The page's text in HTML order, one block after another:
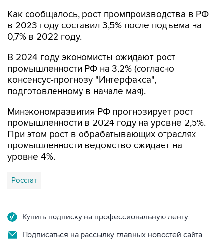
Как сообщалось, рост промпроизводства в РФ
в 2023 году составил 3,5% после подъема на
0,7% в 2022 году.
В 2024 году экономисты ожидают рост
промышленности РФ на 3,2% (согласно
консенсус-прогнозу "Интерфакса",
подготовленному в начале мая).
Минэкономразвития РФ прогнозирует рост
промышленности в 2024 году на уровне 2,5%.
При этом рост в обрабатывающих отраслях
промышленности ведомство ожидает на
уровне 4%.
Росстат
Купить подписку на профессиональную ленту
Подписаться на рассылку главных новостей сайта